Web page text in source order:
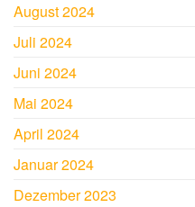
August 2024
Juli 2024
Juni 2024
Mai 2024
April 2024
Januar 2024
Dezember 2023